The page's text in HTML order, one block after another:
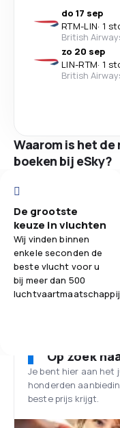
do 17 sep
RTM-LIN· 1
British
zo 20 sep
LIN-RTM· 1
British
Waarom is het
boeken bij eSky?
De grootste
keuze in vluchten
Wij vinden binnen
enkele seconden de
beste vlucht voor u
bij meer dan 500
Op zoek
Je bent hier aan het
honderden
beste prijs krijgt.